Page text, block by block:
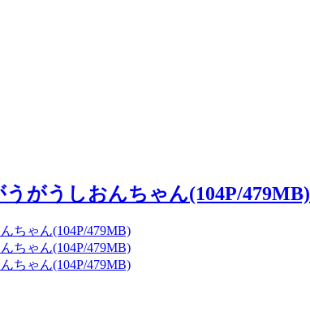
うがうしおんちゃん(104P/479MB)